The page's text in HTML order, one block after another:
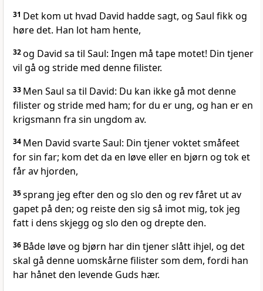
31 Det kom ut hvad David hadde sagt, og Saul fikk og
høre det. Han lot ham hente,
32og David sa til Saul: Ingen må tape motet! Din tjener
vil gå og stride med denne filister.
33 Men Saul sa til David: Du kan ikke gå mot denne
filister og stride med ham; for du er ung, og han er en
krigsmann fra sin ungdom av.
34 Men David svarte Saul: Din tjener voktet småfeet
for sin far; kom det da en løve eller en bjørn og tok et
får av hjorden,
35sprang jeg efter den og slo den og rev fåret ut av
gapet på den; og reiste den sig så imot mig, tok jeg
fatt i dens skjegg og slo den og drepte den.
36 Både løve og bjørn har din tjener slått ihjel, og det
skal gå denne uomskårne filister som dem, fordi han
har hånet den levende Guds hær.